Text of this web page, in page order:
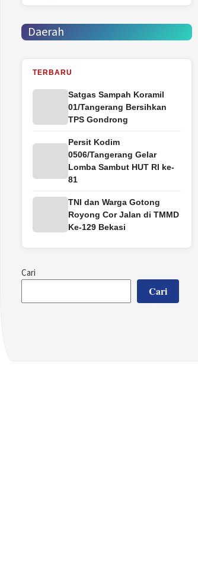
Daerah
TERBARU
Satgas Sampah Koramil
01/Tangerang Bersihkan
TPS Gondrong
Persit Kodim
0506/Tangerang Gelar
Lomba Sambut HUT RI ke-
81
TNI dan Warga Gotong
Royong Cor Jalan di TMMD
Ke-129 Bekasi
Cari
Cari